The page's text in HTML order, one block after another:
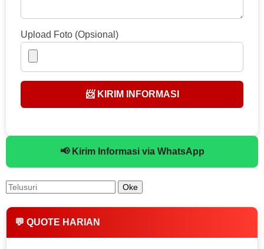
Upload Foto (Opsional)
📨 KIRIM INFORMASI
📢 Kirim Informasi via WhatsApp
💬 QUOTE HARIAN